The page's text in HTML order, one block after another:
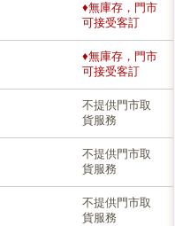
♦無庫存，門市
可接受客訂
♦無庫存，門市
可接受客訂
不提供門市取
貨服務
不提供門市取
貨服務
不提供門市取
貨服務